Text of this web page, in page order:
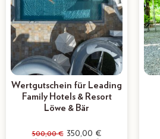
Wertgutschein für Leading
Family Hotels & Resort
Löwe & Bär
500,00€ 350,00 €